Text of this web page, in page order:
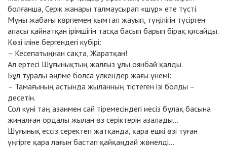
болғанша, Серік жанары талмаусырап «шұр» ете түсті.
Мұны жабағы көрпемен қымтап жауып, түңілігін түсірген
апасы қайнатқан ірімшігін тасқа басып барып бірақ қисайды.
Көзі іліне бергендегі күбірі:
– Кесепатыңнан сақта, Жаратқан!
Ал ертесі Шұғынықтың жалғыз ұлы оянбай қалды.
Бұл туралы әңгіме болса үлкендер жағы үнемі:
– Тамағының астында жыланның тістеген ізі болды –
десетін.
Сол күні таң азанмен сай тіремесіндегі иесіз бұлақ басына
жиналған ордалы жылан өз серіктерін азалады...
Шұғынық ессіз серектеп жатқанда, қара ешкі өзі туған
үңгірге қара лағын бастап қайқаңдай жөнелді...